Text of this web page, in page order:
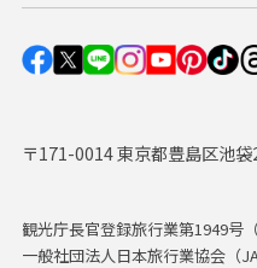
〒171-0014 東京都豊島区池
観光庁長官登録旅行業第1949号（
一般社団法人日本旅行業協会（